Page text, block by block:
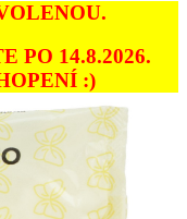
PO 14.8.2026.
:)